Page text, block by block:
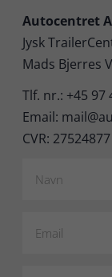
Autocentret
Jysk
Mads Bjerres
Tlf. nr.: +45 97
Email:
CVR: 27524877